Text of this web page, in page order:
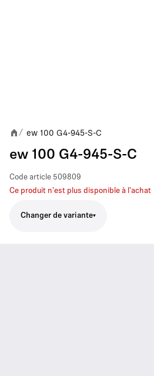
/ ew 100 G4-945-S-C
ew 100 G4-945-S-C
Code article 509809
Ce produit n'est plus disponible à l'achat
Changer de variante